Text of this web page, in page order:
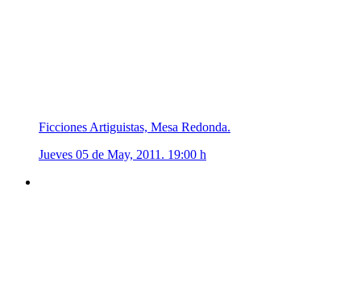
Ficciones Artiguistas, Mesa Redonda.
Jueves 05 de May, 2011. 19:00 h